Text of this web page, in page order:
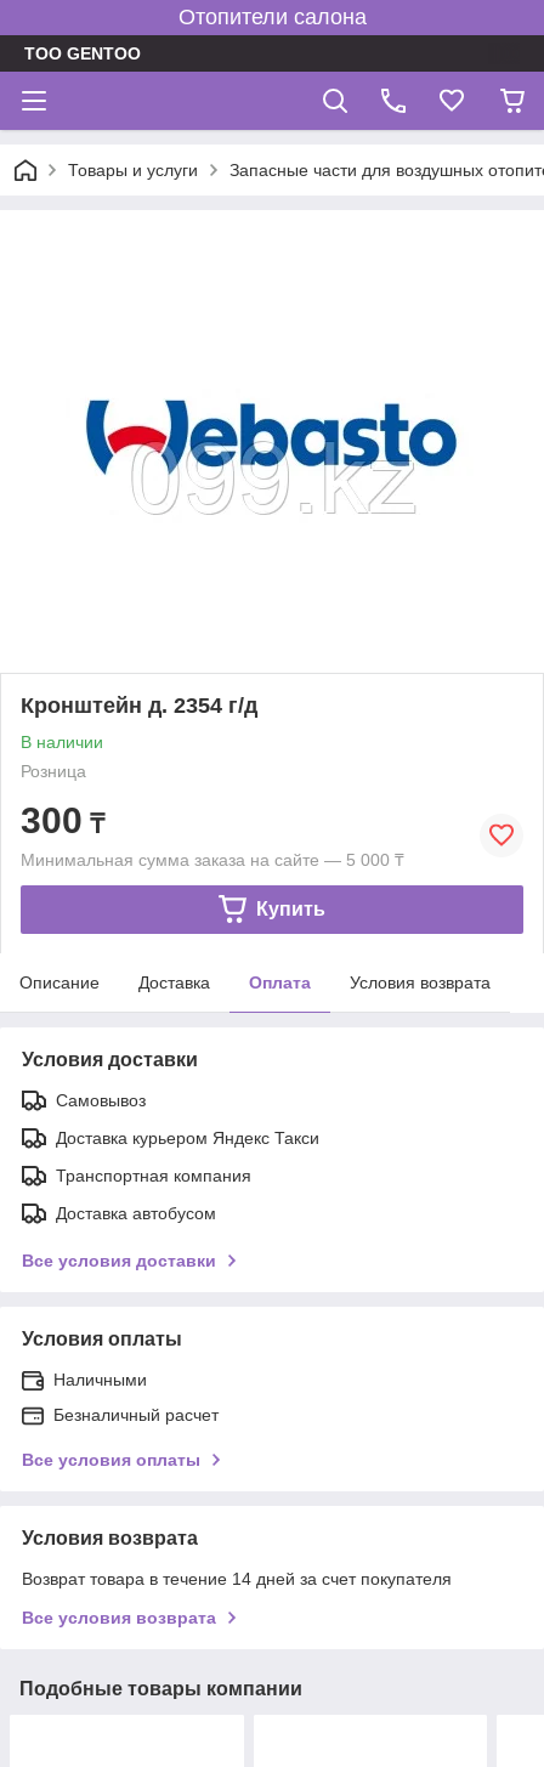
Отопители салона
TOO GENTOO
Товары и услуги Запасные части для воздушных
Кронштейн д. 2354 г/д
В наличии
Розница
300 ₸
Минимальная сумма заказа на сайте — 5 000 ₸
Купить
Описание Доставка Оплата Условия возврата
Условия доставки
Самовывоз
Доставка курьером Яндекс Такси
Транспортная компания
Доставка автобусом
Все условия доставки
Условия оплаты
Наличными
Безналичный расчет
Все условия оплаты
Условия возврата
Возврат товара в течение 14 дней за счет покупателя
Все условия возврата
Подобные товары компании